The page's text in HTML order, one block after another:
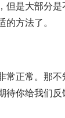
但是大部分
的方法了。
常正常。那
待你给我们反